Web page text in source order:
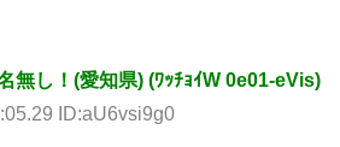
無し！(愛知県) (ﾜｯﾁｮｲW 0e01-eVis)
ID:aU6vsi9g0